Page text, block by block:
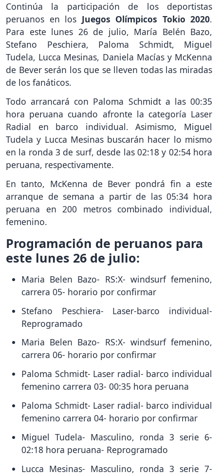
Continúa la participación de los deportistas
peruanos en los Juegos Olímpicos Tokio 2020.
Para este lunes 26 de julio, María Belén Bazo,
Stefano Peschiera, Paloma Schmidt, Miguel
Tudela, Lucca Mesinas, Daniela Macías y McKenna
de Bever serán los que se lleven todas las miradas
de los fanáticos.
Todo arrancará con Paloma Schmidt a las 00:35
hora peruana cuando afronte la categoría Laser
Radial en barco individual. Asimismo, Miguel
Tudela y Lucca Mesinas buscarán hacer lo mismo
en la ronda 3 de surf, desde las 02:18 y 02:54 hora
peruana, respectivamente.
En tanto, McKenna de Bever pondrá fin a este
arranque de semana a partir de las 05:34 hora
peruana en 200 metros combinado individual,
femenino.
Programación de peruanos para
este lunes 26 de julio:
Maria Belen Bazo- RS:X- windsurf femenino,
carrera 05- horario por confirmar
Stefano Peschiera- Laser-barco individual-
Reprogramado
Maria Belen Bazo- RS:X- windsurf femenino,
carrera 06- horario por confirmar
Paloma Schmidt- Laser radial- barco individual
femenino carrera 03- 00:35 hora peruana
Paloma Schmidt- Laser radial- barco individual
femenino carrera 04- horario por confirmar
Miguel Tudela- Masculino, ronda 3 serie 6-
02:18 hora peruana- Reprogramado
Lucca Mesinas- Masculino, ronda 3 serie 7-